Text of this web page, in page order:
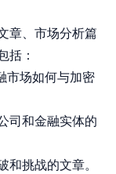
章、市场分析篇
括：
市场如何与加密
司和金融实体的
挑战的文章。